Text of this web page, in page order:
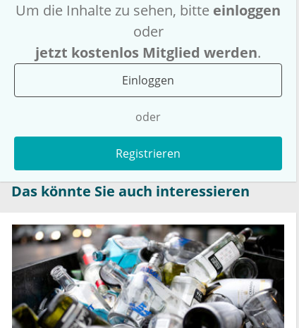
Um die Inhalte zu sehen, bitte einloggen
oder
jetzt kostenlos Mitglied werden.
Einloggen
oder
Registrieren
Das könnte Sie auch interessieren